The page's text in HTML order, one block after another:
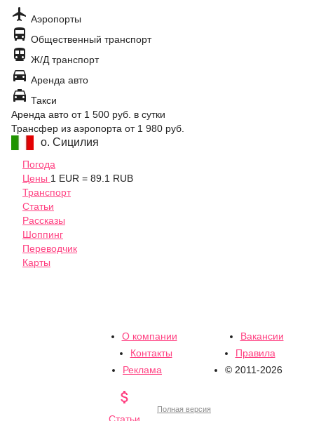
 Аэропорты
 Общественный транспорт
 Ж/Д транспорт
 Аренда авто
 Такси
Аренда авто от 1 500 руб. в сутки
Трансфер из аэропорта от 1 980 руб.
о. Сицилия
Погода
Цены 1 EUR = 89.1 RUB
Транспорт
Статьи
Рассказы
Шоппинг
Переводчик
Карты
О компании
Вакансии
Контакты
Правила
Реклама
© 2011-2026

Полная версия